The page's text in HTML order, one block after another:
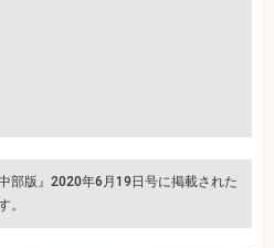
部版』2020年6月19日号に掲載された
。